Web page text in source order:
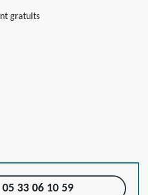
gratuits
05 33 06 10 59